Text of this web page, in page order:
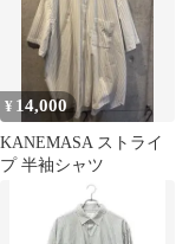
¥ 14,000
KANEMASA ストライ
プ 半袖シャツ